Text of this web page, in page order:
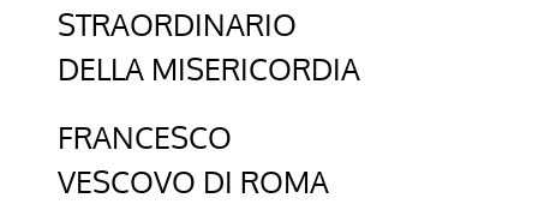
STRAORDINARIO
DELLA MISERICORDIA
FRANCESCO
VESCOVO DI ROMA